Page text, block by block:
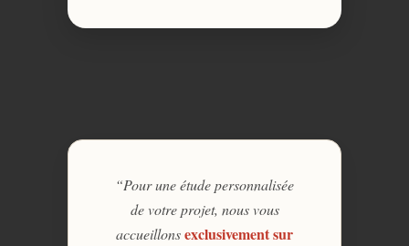
“Pour une étude personnalisée
de votre projet, nous vous
accueillonsexclusivement sur